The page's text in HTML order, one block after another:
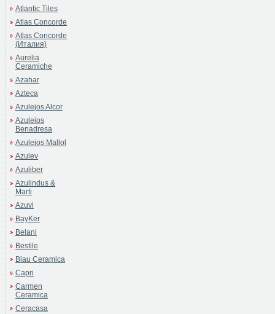
Atlantic Tiles
Atlas Concorde
Atlas Concorde
(Италия)
Aurelia
Ceramiche
Azahar
Azteca
Azulejos Alcor
Azulejos
Benadresa
Azulejos Mallol
Azulev
Azuliber
Azulindus &
Marti
Azuvi
BayKer
Belani
Bestile
Blau Ceramica
Capri
Carmen
Ceramica
Ceracasa